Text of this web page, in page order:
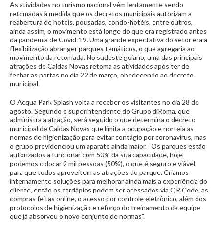
As atividades no turismo nacional vêm lentamente sendo
retomadas à medida que os decretos municipais autorizam a
reabertura de hotéis, pousadas, condo-hotéis, entre outros,
ainda assim, o movimento está longe do que era registrado antes
da pandemia de Covid-19. Uma grande expectativa do setor era a
flexibilização abranger parques temáticos, o que agregaria ao
movimento da retomada. No sudeste goiano, uma das principais
atrações de Caldas Novas retoma as atividades após ter de
fechar as portas no dia 22 de março, obedecendo ao decreto
municipal.
O Acqua Park Splash volta a receber os visitantes no dia 28 de
agosto. Segundo o superintendente do Grupo diRoma, que
administra a atração, será seguido o que determina o decreto
municipal de Caldas Novas que limita a ocupação e norteia as
normas de higienização para evitar contágio por coronavírus, mas
o grupo providenciou um aparato ainda maior. “Os parques estão
autorizados a funcionar com 50% da sua capacidade, hoje
podemos colocar 2 mil pessoas (50%), o que é seguro e viável
para que todos aproveitem as atrações do parque. Criamos
internamente soluções para melhorar ainda mais a experiência do
cliente, então os cardápios podem ser acessados via QR Code, as
compras feitas online, o acesso por controle eletrônico, além dos
protocolos de higienização e reforço do treinamento da equipe
que já absorveu o novo conjunto de normas”.